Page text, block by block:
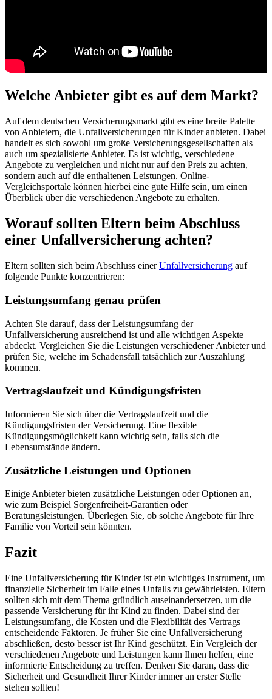
Welche Anbieter gibt es auf dem Markt?
Auf dem deutschen Versicherungsmarkt gibt es eine breite Palette
von Anbietern, die Unfallversicherungen für Kinder anbieten. Dabei
handelt es sich sowohl um große Versicherungsgesellschaften als
auch um spezialisierte Anbieter. Es ist wichtig, verschiedene
Angebote zu vergleichen und nicht nur auf den Preis zu achten,
sondern auch auf die enthaltenen Leistungen. Online-
Vergleichsportale können hierbei eine gute Hilfe sein, um einen
Überblick über die verschiedenen Angebote zu erhalten.
Worauf sollten Eltern beim Abschluss
einer Unfallversicherung achten?
Eltern sollten sich beim Abschluss einerUnfallversicherung auf
folgende Punkte konzentrieren:
Leistungsumfang genau prüfen
Achten Sie darauf, dass der Leistungsumfang der
Unfallversicherung ausreichend ist und alle wichtigen Aspekte
abdeckt. Vergleichen Sie die Leistungen verschiedener Anbieter und
prüfen Sie, welche im Schadensfall tatsächlich zur Auszahlung
kommen.
Vertragslaufzeit und Kündigungsfristen
Informieren Sie sich über die Vertragslaufzeit und die
Kündigungsfristen der Versicherung. Eine flexible
Kündigungsmöglichkeit kann wichtig sein, falls sich die
Lebensumstände ändern.
Zusätzliche Leistungen und Optionen
Einige Anbieter bieten zusätzliche Leistungen oder Optionen an,
wie zum Beispiel Sorgenfreiheit-Garantien oder
Beratungsleistungen. Überlegen Sie, ob solche Angebote für Ihre
Familie von Vorteil sein könnten.
Fazit
Eine Unfallversicherung für Kinder ist ein wichtiges Instrument, um
finanzielle Sicherheit im Falle eines Unfalls zu gewährleisten. Eltern
sollten sich mit dem Thema gründlich auseinandersetzen, um die
passende Versicherung für ihr Kind zu finden. Dabei sind der
Leistungsumfang, die Kosten und die Flexibilität des Vertrags
entscheidende Faktoren. Je früher Sie eine Unfallversicherung
abschließen, desto besser ist Ihr Kind geschützt. Ein Vergleich der
verschiedenen Angebote und Leistungen kann Ihnen helfen, eine
informierte Entscheidung zu treffen. Denken Sie daran, dass die
Sicherheit und Gesundheit Ihrer Kinder immer an erster Stelle
stehen sollten!